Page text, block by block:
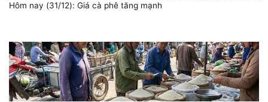
Hôm nay (31/12): Giá cà phê tăng mạnh